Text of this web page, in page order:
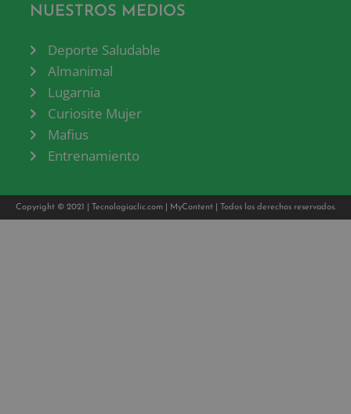
NUESTROS MEDIOS
Deporte Saludable
Almanimal
Lugarnia
Curiosite Mujer
Mafius
Entrenamiento
Copyright © 2021 | Tecnologiaclic.com MyContent| Todos los derechos reservados.